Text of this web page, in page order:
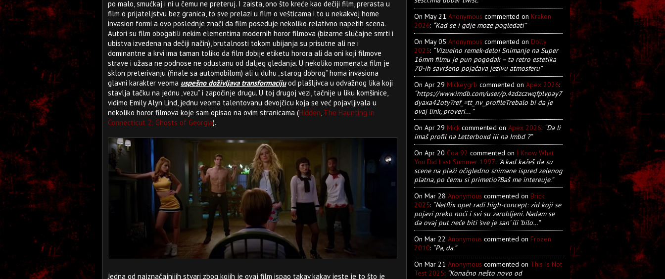
po malo, smućkaj i ni u čemu ne preteruj. I zaista, ono što kreće kao dečiji film, prerasta u
film o prijateljstvu bez granica, to sve prelazi u film o vešticama i to u nekakvoj home
invasion formi a ovo poslednje znači da film poseduje nekoliko relativno napetih scena.
Autori su film obogatili nekim elementima modernih horor filmova (bizarne slučajne smrti i
ubistva izvedena na dečiji način), brutalnosti tokom ubijanja su prisutne ali ne i
dominantne a krvi ima taman toliko da film dobije etiketu horora ali da oni koji filmove
strave i užasa ne podnose ne odustanu od daljeg gledanja. U nekoliko momenata film je
sklon preterivanju (finale sa automobilom) ali u duhu „starog dobrog” homa invasiona
glavni karakter veoma uspešno doživljava transformacijuod plašljivca u odvažnog lika koji
stavlja tačku na jednu „vezu” i započinje drugu. U toj drugoj vezi, tačnije u liku komšinice,
vidimo Emily Alyn Lind, jednu veoma talentovanu devojčicu koja se već pojavljivala u
nekoliko horor filmova koje sam opisao na ovim stranicama (Hidden The Haunting in
Connecticut 2: Ghosts of Georgia).
Jedna od najznačajnijih stvari zbog kojih je ovaj film ispao takav kakav jeste je to što je
On May 21 Anonymous commented on Kraken
2026: “Kad se i gdje moze pogledati”
On May 05 Anonymous commented on Dolly
2025: “Vizuelno remek-delo! Snimanje na Super
16mm filmu je pun pogodak – ta retro estetika
70-ih savršeno pojačava jezivu atmosferu”
On Apr 29 Mickeygrb commented on Apex 2026:
“https://www.imdb.com/user/p.4zdzczwqfplvpay7
dyaxa42oty?ref_=tt_nv_profileTrebalo bi da je
ovaj link, proveri... ”
On Apr 29 Mick commented on Apex 2026: “Da li
imaš profil na Letterboxd ili na Imbd ?”
On Apr 20 Coa 92 commented on I Know What
You Did Last Summer 1997: “A kad kažeš da su
scene na plaži očigledno snimane ispred zelenog
platna, po čemu si primetio?Baš me intereuje.”
On Mar 28 Anonymous commented on Brick
2025: “Netflix opet radi high-concept: zid koji se
pojavi preko noći i svi su zarobljeni. Nadam se
da ovaj put neće biti 'sve je san' ili 'bilo…”
On Mar 22 Anonymous commented on Frozen
2010: “Pa, da.”
On Mar 21 Anonymous commented on This Is Not
Test 2025: “Konačno nešto novo od